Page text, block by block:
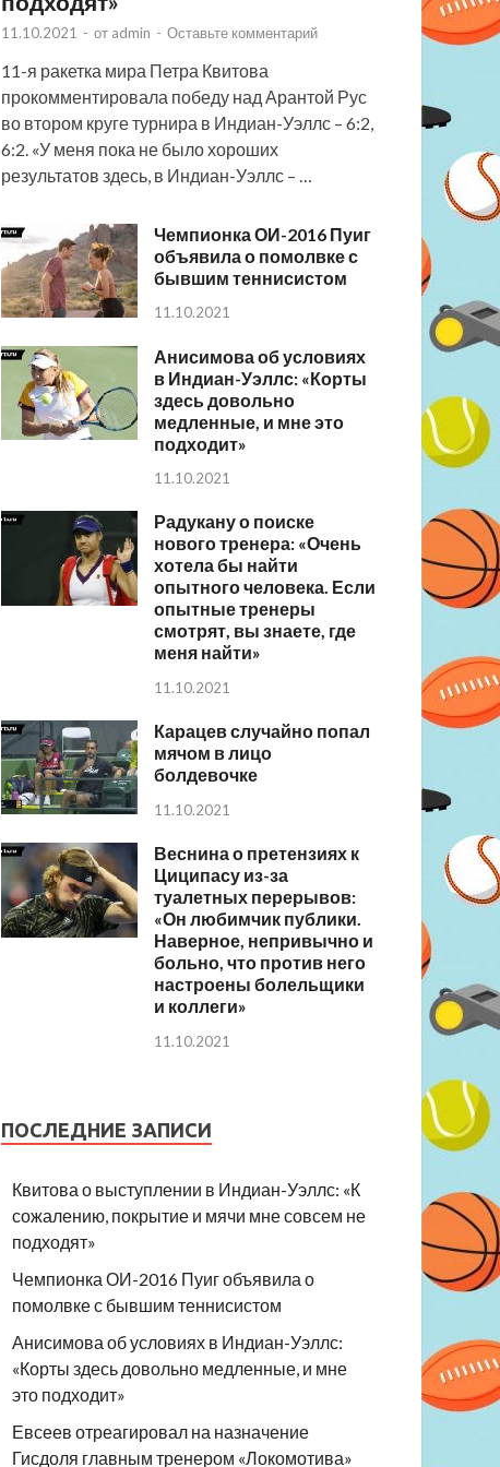
11.10.2021 - от admin - Оставьте комментарий
11-я ракетка мира Петра Квитова
прокомментировала победу над Арантой Рус
во втором круге турнира в Индиан-Уэллс – 6:2,
6:2. «У меня пока не было хороших
результатов здесь, в Индиан-Уэллс – …
Чемпионка ОИ-2016 Пуиг
объявила о помолвке с
бывшим теннисистом
11.10.2021
Анисимова об условиях
в Индиан-Уэллс: «Корты
здесь довольно
медленные, и мне это
подходит»
11.10.2021
Радукану о поиске
нового тренера: «Очень
хотела бы найти
опытного человека. Если
опытные тренеры
смотрят, вы знаете, где
меня найти»
11.10.2021
Карацев случайно попал
мячом в лицо
болдевочке
11.10.2021
Веснина о претензиях к
Циципасу из-за
туалетных перерывов:
«Он любимчик публики.
Наверное, непривычно и
больно, что против него
настроены болельщики
и коллеги»
11.10.2021
ПОСЛЕДНИЕ ЗАПИСИ
Квитова о выступлении в Индиан-Уэллс: «К
сожалению, покрытие и мячи мне совсем не
подходят»
Чемпионка ОИ-2016 Пуиг объявила о
помолвке с бывшим теннисистом
Анисимова об условиях в Индиан-Уэллс:
«Корты здесь довольно медленные, и мне
это подходит»
Евсеев отреагировал на назначение
Гисдоля главным тренером «Локомотива»